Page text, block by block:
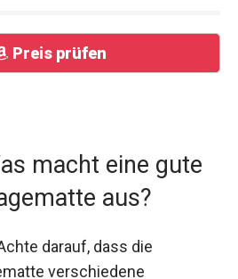
Preis prüfen
macht eine gute
aus?
darauf, dass die
verschiedene